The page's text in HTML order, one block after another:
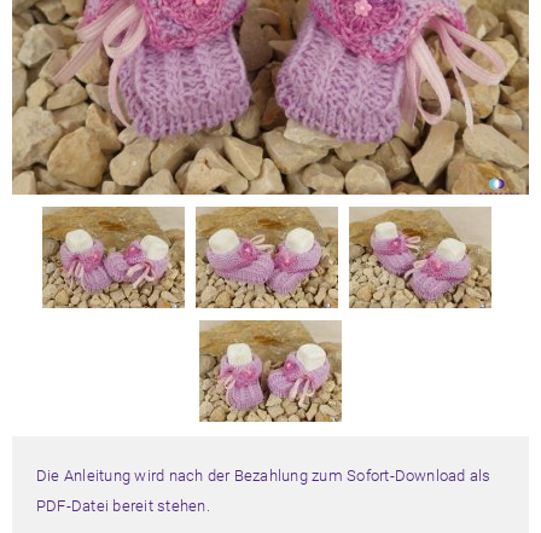
Die Anleitung wird nach der Bezahlung zum Sofort-Download als
PDF-Datei bereit stehen.